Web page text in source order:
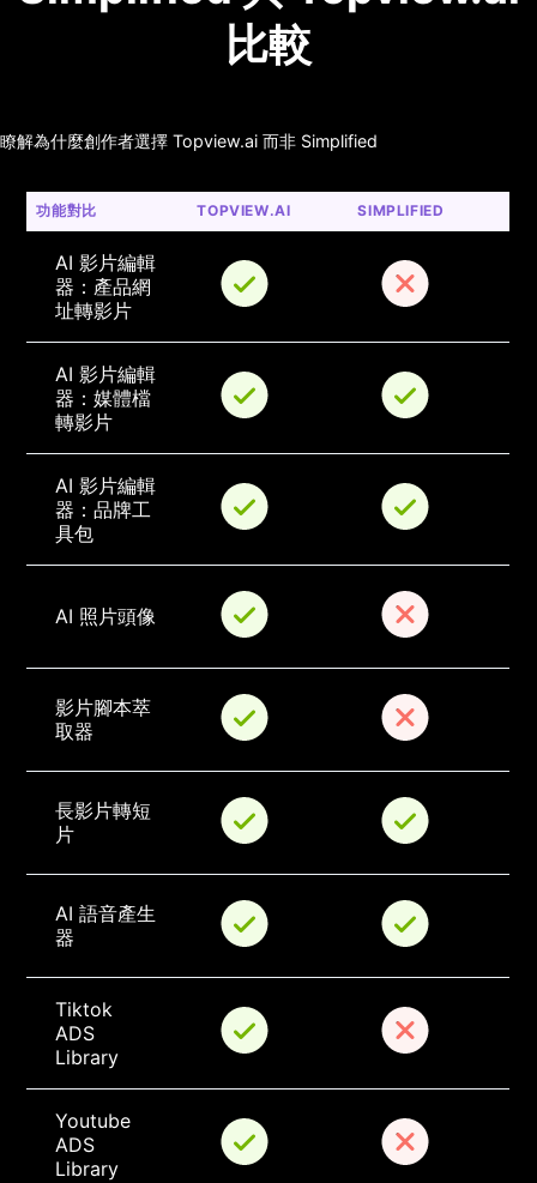
比較
瞭解為什麼創作者選擇 Topview.ai 而非 Simplified
功能對比 TOPVIEW.AI SIMPLIFIED
AI 影片編輯
器：產品網
址轉影片
AI 影片編輯
器：媒體檔
轉影片
AI 影片編輯
器：品牌工
具包
AI 照片頭像
影片腳本萃
取器
長影片轉短
片
AI 語音產生
器
Tiktok
ADS
Library
Youtube
ADS
Library